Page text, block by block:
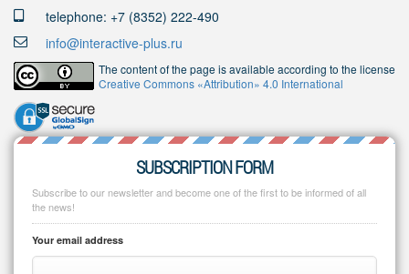
telephone: +7 (8352) 222-490
info@interactive-plus.ru
The content of the page is available according to the license
Creative Commons «Attribution» 4.0 International
SUBSCRIPTION FORM
Subscribe to our newsletter and become one of the first to be informed of all
the news!
Your email address